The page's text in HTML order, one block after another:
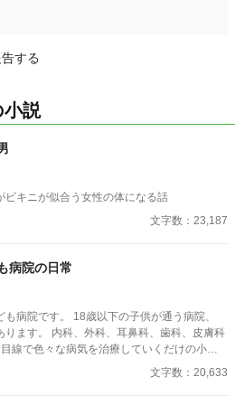
する
小説
ビキニが似合う女性の体になる話
文字数：23,187
病院の日常
以下の子供が通う病院、
鼻科、歯科、皮膚科
文字数：20,633